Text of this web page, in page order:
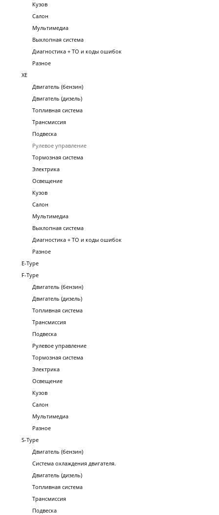
Кузов
Салон
Мультимедиа
Выхлопная система
Диагностика + ТО и коды ошибок
Разное
XE
Двигатель (бензин)
Двигатель (дизель)
Топливная система
Трансмиссия
Подвеска
Рулевое управление
Тормозная система
Электрика
Освещение
Кузов
Салон
Мультимедиа
Выхлопная система
Диагностика + ТО и коды ошибок
Разное
E-Type
F-Type
Двигатель (бензин)
Двигатель (дизель)
Топливная система
Трансмиссия
Подвеска
Рулевое управление
Тормозная система
Электрика
Освещение
Кузов
Салон
Мультимедиа
Разное
S-Type
Двигатель (бензин)
Система охлаждения двигателя.
Двигатель (дизель)
Топливная система
Трансмиссия
Подвеска